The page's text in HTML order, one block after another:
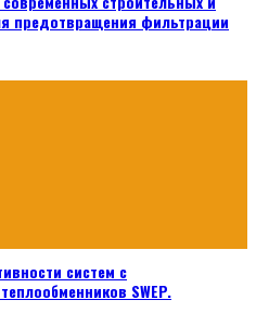
предотвращения фильтрации
систем с
SWEP.